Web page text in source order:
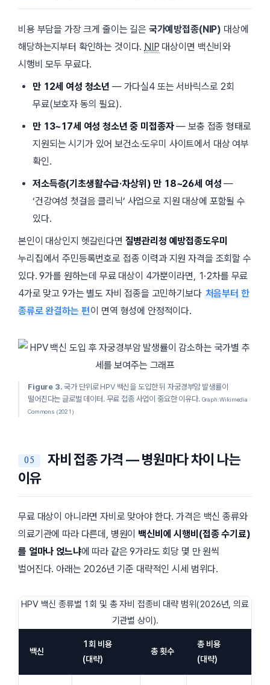
비용 부담을 가장 크게 줄이는 길은 국가예방접종(NIP) 대상에
해당하는지부터 확인하는 것이다. NIP 대상이면 백신비와
시행비 모두 무료다.
만 12세 여성 청소년 — 가다실4 또는 서바릭스로 2회
무료(보호자 동의 필요).
만 13~17세 여성 청소년 중 미접종자— 보충 접종 형태로
지원되는 시기가 있어 보건소·도우미 사이트에서 대상 여부
확인.
저소득층(기초생활수급·차상위) 만 18~26세 여성 —
‘건강여성 첫걸음 클리닉’ 사업으로 지원 대상에 포함될 수
있다.
본인이 대상인지 헷갈린다면 질병관리청 예방접종도우미
누리집에서 주민등록번호로 접종 이력과 지원 자격을 조회할 수
있다. 9가를 원하는데 무료 대상이 4가뿐이라면, 1·2차를 무료
4가로 맞고 9가는 별도 자비 접종을 고민하기보다 처음부터 한
종류로 완결하는 편이 면역 형성에 안정적이다.
Figure 3. 국가 단위로 HPV 백신을 도입한 뒤 자궁경부암 발생률이
떨어진다는 글로벌 데이터. 무료 접종 사업이 중요한 이유다. Graph: Wikimedia
Commons (2021)
자비 접종 가격 — 병원마다 차이 나는
이유
무료 대상이 아니라면 자비로 맞아야 한다. 가격은 백신 종류와
의료기관에 따라 다른데, 병원이 백신비에 시행비(접종 수기료)
를 얼마나 얹느냐에 따라 같은 9가라도 회당 몇 만 원씩
벌어진다. 아래는 2026년 기준 대략적인 시세 범위다.
HPV 백신 종류별 1회 및 총 자비 접종비 대략 범위(2026년, 의료
기관별 상이).
백신
1회 비용
(대략)
총 횟수
총 비용
(대략)